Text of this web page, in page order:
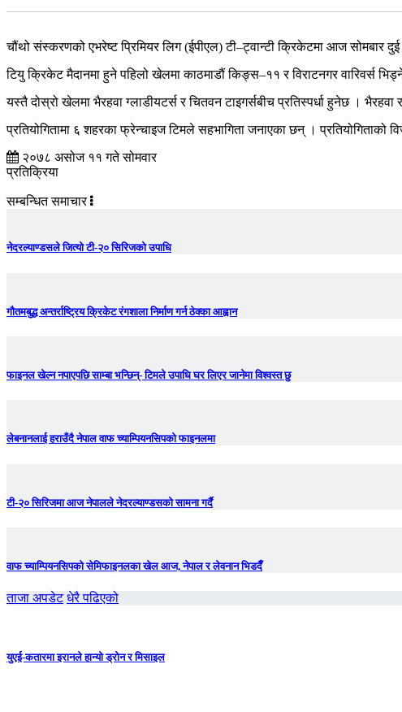
चौंथो संस्करणको एभरेष्ट प्रिमियर लिग (ईपीएल) टी–ट्वान्टी क्रिकेटमा आज सोमबार
टियु क्रिकेट मैदानमा हुने पहिलो खेलमा काठमाडौं किङ्स–११ र विराटनगर वारिवर्स
यस्तै दोस्रो खेलमा भैरहवा ग्लाडीयटर्स र चितवन टाइगर्सबीच प्रतिस्पर्धा हुनेछ ।
प्रतियोगितामा ६ शहरका फ्रेन्चाइज टिमले सहभागिता जनाएका छन् ।
२०७८ असोज ११ गते सोमवार
प्रतिक्रिया
सम्बन्धित समाचार
नेदरल्याण्डसले जित्यो टी-२० सिरिजको उपाधि
गौतमबुद्ध अन्तर्राष्ट्रिय क्रिकेट रंगशाला निर्माण गर्न ठेक्का आह्वान
फाइनल खेल्न नपाएपछि साम्बा भन्छिन्- टिमले उपाधि घर लिएर जानेमा विश्वस्त छु
लेबनानलाई हराउँदै नेपाल वाफ च्याम्पियनसिपको फाइनलमा
टी-२० सिरिजमा आज नेपालले नेदरल्याण्डसको सामना गर्दै
वाफ च्याम्पियनसिपको सेमिफाइनलका खेल आज, नेपाल र लेवनान भिडदैँ
ताजा अपडेट धेरै पढिएको
युएई-कतारमा इरानले हान्यो ड्रोन र मिसाइल